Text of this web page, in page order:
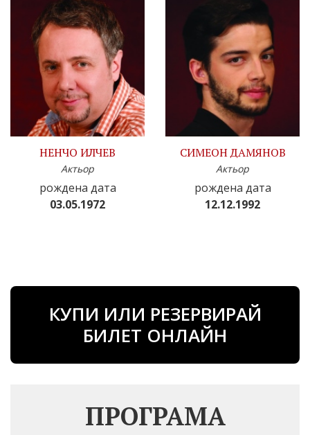
НЕНЧО ИЛЧЕВ
Актьор
рождена дата
03.05.1972
СИМЕОН ДАМЯНОВ
Актьор
рождена дата
12.12.1992
КУПИ ИЛИ РЕЗЕРВИРАЙ
БИЛЕТ ОНЛАЙН
ПРОГРАМА